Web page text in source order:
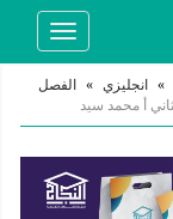
Toggle
» انجليزي »
الفصل
أ محمد سيد